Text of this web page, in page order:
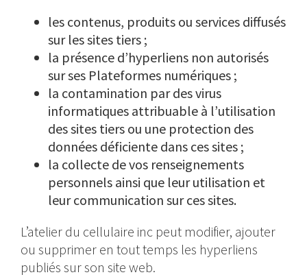
les contenus, produits ou services diffusés
sur les sites tiers ;
la présence d’hyperliens non autorisés
sur ses Plateformes numériques ;
la contamination par des virus
informatiques attribuable à l’utilisation
des sites tiers ou une protection des
données déficiente dans ces sites ;
la collecte de vos renseignements
personnels ainsi que leur utilisation et
leur communication sur ces sites.
L’atelier du cellulaire inc peut modifier, ajouter
ou supprimer en tout temps les hyperliens
publiés sur son site web.